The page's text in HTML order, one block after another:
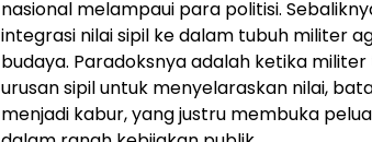
nasional melampaui para politisi.
integrasi nilai sipil ke dalam tubuh militer
budaya. Paradoksnya adalah ketika
urusan sipil untuk menyelaraskan nilai,
menjadi kabur, yang justru membuka